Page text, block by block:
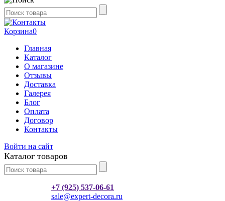
Корзина0
Главная
Каталог
О магазине
Отзывы
Доставка
Галерея
Блог
Оплата
Договор
Контакты
Войти на сайт
Каталог товаров
+7 (925) 537-06-61
sale@expert-decora.ru